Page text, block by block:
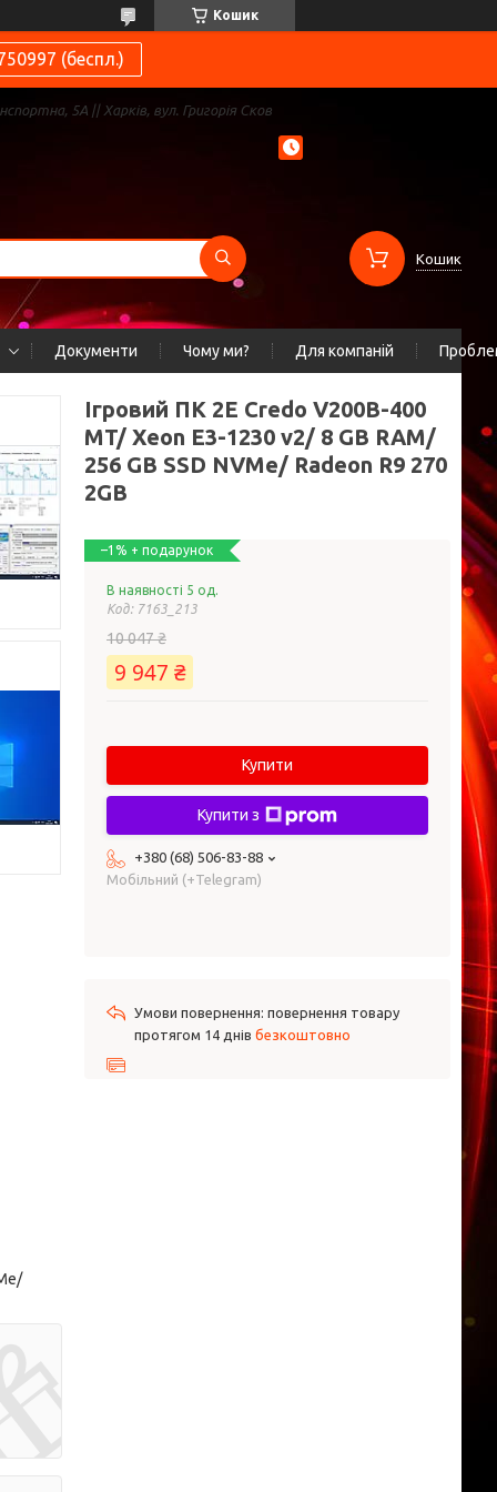
Кошик
(беспл.)
5А || Харків, вул. Григорія Сков
Кошик
Документи Чому ми? Для компаній
Ігровий ПК 2E Credo V200B-400
MT/ Xeon E3-1230 v2/ 8 GB RAM/
256 GB SSD NVMe/ Radeon R9 270
2GB
–1%
В наявності 5 од.
Код: 7163_213
10 047 ₴
9 947 ₴
Купити
Купити з
+380 (68) 506-83-88
Мобільний (+Telegram)
повернення товару
протягом 14 днів безкоштовно